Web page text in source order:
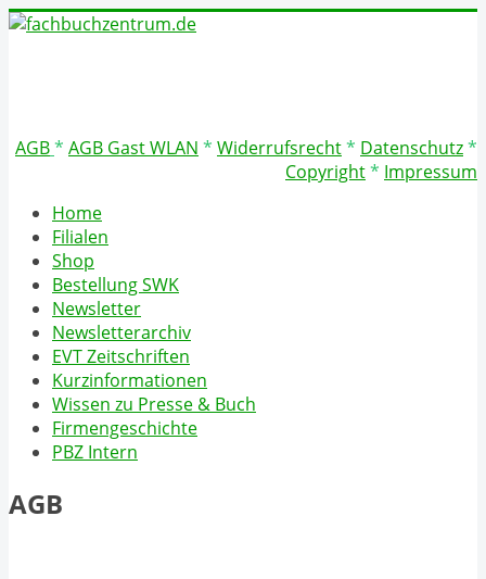
AGB* AGB Gast WLAN * Widerrufsrecht* Datenschutz*
Copyright* Impressum
Home
Filialen
Shop
Bestellung SWK
Newsletter
Newsletterarchiv
EVT Zeitschriften
Kurzinformationen
Wissen zu Presse & Buch
Firmengeschichte
PBZ Intern
AGB